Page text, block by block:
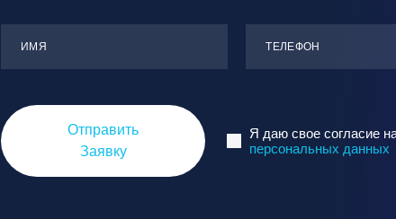
ИМЯ ТЕЛЕФОН
Отправить
Заявку
Я даю свое согласие
персональных данных